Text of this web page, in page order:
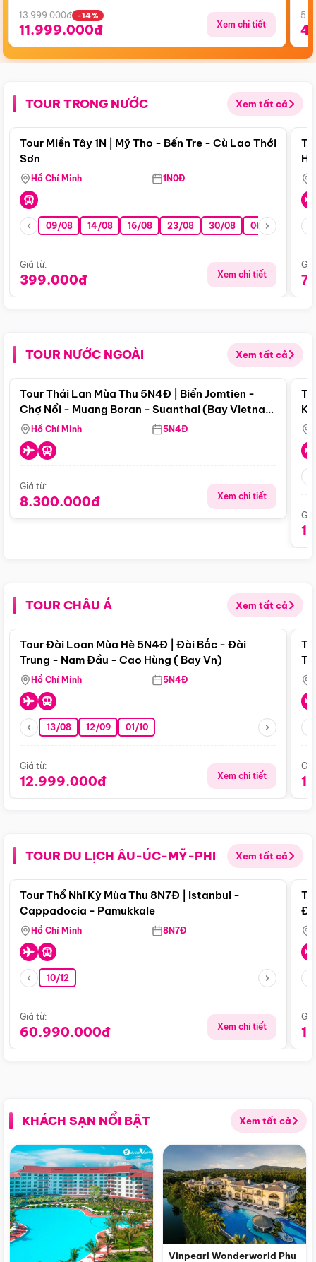
13.999.000đ -14%
11.999.000đ Xem chi tiết
TOUR TRONG NƯỚC Xem tất cả
Điểm nổi bật
Tour Miền Tây 1N | Mỹ Tho - Bến Tre - Cù Lao Thới
Sơn
Hồ Chí Minh 1N0Đ
09/08 14/08 16/08 23/08 30/08 06/09 13/09
Giá từ:
399.000đ Xem chi tiết
TOUR NƯỚC NGOÀI Xem tất cả
Điểm nổi bật
Tour Thái Lan Mùa Thu 5N4Đ | Biển Jomtien -
Chợ Nổi - Muang Boran - Suanthai (Bay Vietnam
Airlines)
Hồ Chí Minh 5N4Đ
Giá từ:
8.300.000đ Xem chi tiết
TOUR CHÂU Á Xem tất cả
Điểm nổi bật
Tour Đài Loan Mùa Hè 5N4Đ | Đài Bắc - Đài
Trung - Nam Đầu - Cao Hùng ( Bay Vn)
Hồ Chí Minh 5N4Đ
13/08 12/09 01/10
Giá từ:
12.999.000đ Xem chi tiết
TOUR DU LỊCH ÂU-ÚC-MỸ-PHI Xem tất cả
Điểm nổi bật
Tour Thổ Nhĩ Kỳ Mùa Thu 8N7Đ | Istanbul -
Cappadocia - Pamukkale
Hồ Chí Minh 8N7Đ
10/12
Giá từ:
60.990.000đ Xem chi tiết
KHÁCH SẠN NỔI BẬT Xem tất cả
Vinpearl Wonderworld Phu